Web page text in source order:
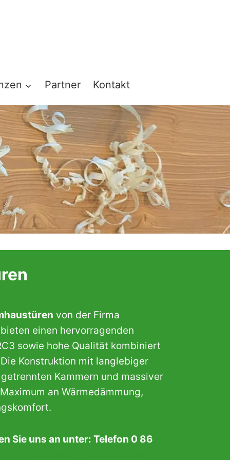
Partner Kontakt
von der Firma
einen hervorragenden
sowie hohe Qualität kombiniert
Konstruktion mit langlebiger
Kammern und massiver
an Wärmedämmung,
Sie uns an unter: Telefon 0 86